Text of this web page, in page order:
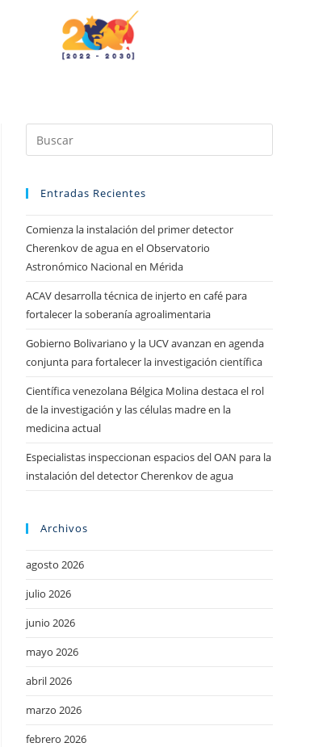
Entradas Recientes
Comienza la instalación del primer detector
Cherenkov de agua en el Observatorio
Astronómico Nacional en Mérida
ACAV desarrolla técnica de injerto en café para
fortalecer la soberanía agroalimentaria
Gobierno Bolivariano y la UCV avanzan en agenda
conjunta para fortalecer la investigación científica
Científica venezolana Bélgica Molina destaca el rol
de la investigación y las células madre en la
medicina actual
Especialistas inspeccionan espacios del OAN para la
instalación del detector Cherenkov de agua
Archivos
agosto 2026
julio 2026
junio 2026
mayo 2026
abril 2026
marzo 2026
febrero 2026